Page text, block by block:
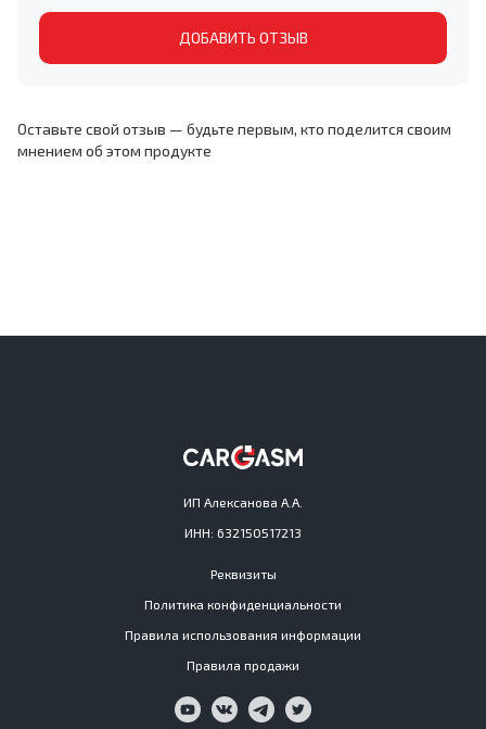
ДОБАВИТЬ ОТЗЫВ
Оставьте свой отзыв — будьте первым, кто поделится своим
мнением об этом продукте
ИП Алексанова А.А.
ИНН: 632150517213
Реквизиты
Политика конфиденциальности
Правила использования информации
Правила продажи